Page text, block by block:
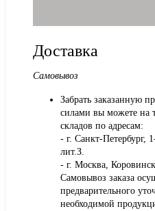
Доставка
Самовывоз
Забрать заказанную
силами вы можете на
складов по адресам:
- г. Санкт-Петербург,
лит.З.
- г. Москва,
Самовывоз заказа
предварительного
необходимой